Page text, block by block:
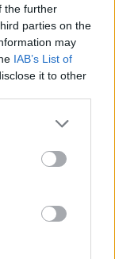
the further
parties on the
may
IAB’s List of
it to other
by
the Google